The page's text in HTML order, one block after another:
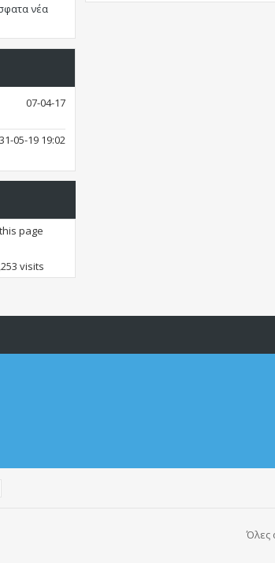
νέα
07-04-17
31-05-19 19:02
page
visits
Όλες